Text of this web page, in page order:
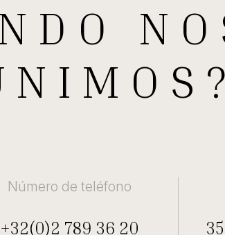
Número de teléfono
+32(0)2 789 36 20